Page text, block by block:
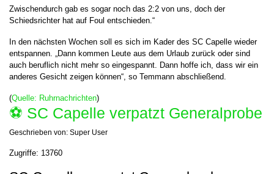
Zwischendurch gab es sogar noch das 2:2 von uns, doch der
Schiedsrichter hat auf Foul entschieden.“
In den nächsten Wochen soll es sich im Kader des SC Capelle wieder
entspannen. „Dann kommen Leute aus dem Urlaub zurück oder sind
auch beruflich nicht mehr so eingespannt. Dann hoffe ich, dass wir ein
anderes Gesicht zeigen können“, so Temmann abschließend.
(Quelle: Ruhrnachrichten)
⚽️ SC Capelle verpatzt Generalprobe
Geschrieben von: Super User
Zugriffe: 13760